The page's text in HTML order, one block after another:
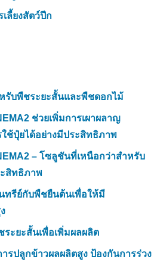
ลี้ยงสัตว์ปีก
รับพืชระยะสั้นและพืชดอกไม้
ช่วยเพิ่มการเผาผลาญ
ช้ปุ๋ยได้อย่างมีประสิทธิภาพ
– โซลูชันที่เหนือกว่าสำหรับ
สิทธิภาพ
ทรีย์กับพืชยืนต้นเพื่อให้มี
ะยะสั้นเพื่อเพิ่มผลผลิต
รปลูกข้าวผลผลิตสูง ป้องกันการร่วง